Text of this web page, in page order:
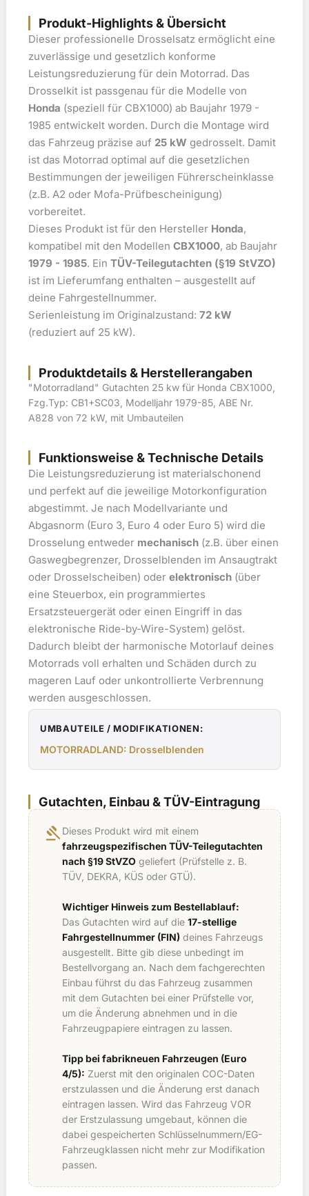
Produkt-Highlights & Übersicht
Dieser professionelle Drosselsatz ermöglicht eine
zuverlässige und gesetzlich konforme
Leistungsreduzierung für dein Motorrad. Das
Drosselkit ist passgenau für die Modelle von
Honda (speziell für CBX1000) ab Baujahr 1979 -
1985 entwickelt worden. Durch die Montage wird
das Fahrzeug präzise auf 25 kW gedrosselt. Damit
ist das Motorrad optimal auf die gesetzlichen
Bestimmungen der jeweiligen Führerscheinklasse
(z.B. A2 oder Mofa-Prüfbescheinigung)
vorbereitet.
Dieses Produkt ist für den Hersteller Honda,
kompatibel mit den Modellen CBX1000, ab Baujahr
1979 - 1985. Ein TÜV-Teilegutachten (§19 StVZO)
ist im Lieferumfang enthalten – ausgestellt auf
deine Fahrgestellnummer.
Serienleistung im Originalzustand: 72 kW
(reduziert auf 25 kW).
Produktdetails & Herstellerangaben
"Motorradland" Gutachten 25 kw für Honda CBX1000,
Fzg.Typ: CB1+SC03, Modelljahr 1979-85, ABE Nr.
A828 von 72 kW, mit Umbauteilen
Funktionsweise & Technische Details
Die Leistungsreduzierung ist materialschonend
und perfekt auf die jeweilige Motorkonfiguration
abgestimmt. Je nach Modellvariante und
Abgasnorm (Euro 3, Euro 4 oder Euro 5) wird die
Drosselung entweder mechanisch (z.B. über einen
Gaswegbegrenzer, Drosselblenden im Ansaugtrakt
oder Drosselscheiben) oder elektronisch (über
eine Steuerbox, ein programmiertes
Ersatzsteuergerät oder einen Eingriff in das
elektronische Ride-by-Wire-System) gelöst.
Dadurch bleibt der harmonische Motorlauf deines
Motorrads voll erhalten und Schäden durch zu
mageren Lauf oder unkontrollierte Verbrennung
werden ausgeschlossen.
UMBAUTEILE / MODIFIKATIONEN:
MOTORRADLAND: Drosselblenden
Gutachten, Einbau & TÜV-Eintragung
gavel Dieses Produkt wird mit einem
fahrzeugspezifischen TÜV-Teilegutachten
nach §19 StVZO geliefert (Prüfstelle z. B.
TÜV, DEKRA, KÜS oder GTÜ).
Wichtiger Hinweis zum Bestellablauf:
Das Gutachten wird auf die 17-stellige
Fahrgestellnummer (FIN) deines Fahrzeugs
ausgestellt. Bitte gib diese unbedingt im
Bestellvorgang an. Nach dem fachgerechten
Einbau führst du das Fahrzeug zusammen
mit dem Gutachten bei einer Prüfstelle vor,
um die Änderung abnehmen und in die
Fahrzeugpapiere eintragen zu lassen.
Tipp bei fabrikneuen Fahrzeugen (Euro
4/5): Zuerst mit den originalen COC-Daten
erstzulassen und die Änderung erst danach
eintragen lassen. Wird das Fahrzeug VOR
der Erstzulassung umgebaut, können die
dabei gespeicherten Schlüsselnummern/EG-
Fahrzeugklassen nicht mehr zur Modifikation
passen.